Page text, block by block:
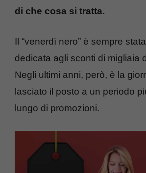
di che cosa si tratta.
Il “venerdì nero” è sempre
dedicata agli sconti di migliaia
Negli ultimi anni, però, è la
lasciato il posto a un periodo
lungo di promozioni.